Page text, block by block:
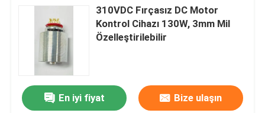
310VDC Fırçasız DC Motor
Kontrol Cihazı 130W, 3mm Mil
Özelleştirilebilir
En iyi fiyat Bize ulaşın